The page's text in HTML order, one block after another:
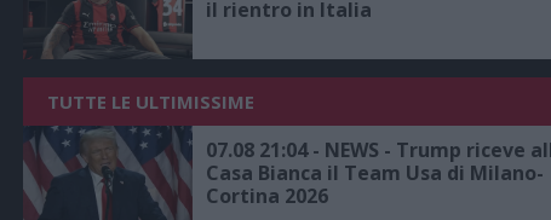
il rientro in Italia
TUTTE LE ULTIMISSIME
07.08 21:04 - NEWS - Trump riceve
Casa Bianca il Team Usa di Milano-
Cortina 2026